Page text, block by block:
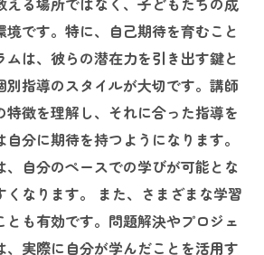
です。特に、自己期待を育むこと
ムは、彼らの潜在力を引き出す鍵と
別指導のスタイルが大切です。講師
特徴を理解し、それに合った指導を
分に期待を持つようになります。
、自分のペースでの学びが可能とな
くなります。 また、さまざまな学習
も有効です。問題解決やプロジェ
、実際に自分が学んだことを活用す